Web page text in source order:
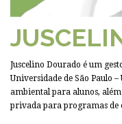
Juscelino Dourado é um
Universidade de São Paulo –
ambiental para alunos,
privada para programas de